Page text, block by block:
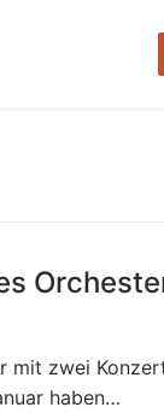
mit zwei
haben…